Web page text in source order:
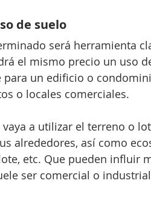
de suelo
será herramienta
el mismo precio un uso
para un edificio o
o locales comerciales.
a utilizar el terreno o
alrededores, así como
etc. Que pueden influir
ser comercial o